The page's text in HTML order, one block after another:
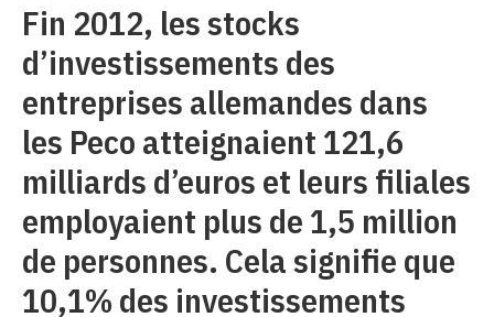
Fin 2012, les stocks
d’investissements des
entreprises allemandes dans
les Peco atteignaient 121,6
milliards d’euros et leurs filiales
employaient plus de 1,5 million
de personnes. Cela signifie que
10,1% des investissements